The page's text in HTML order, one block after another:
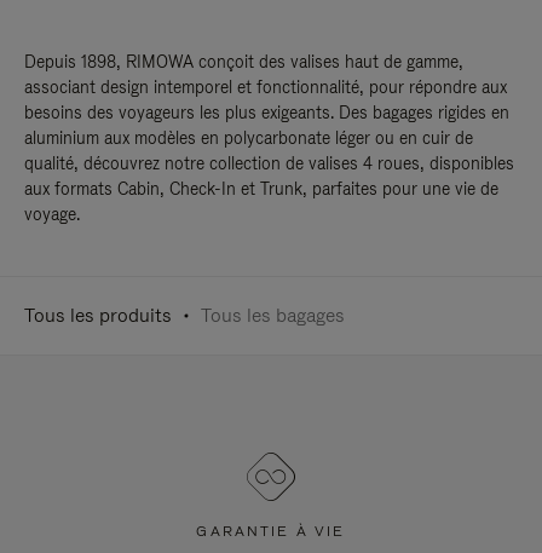
Depuis 1898, RIMOWA conçoit des valises haut de gamme,
associant design intemporel et fonctionnalité, pour répondre aux
besoins des voyageurs les plus exigeants. Des bagages rigides en
aluminium aux modèles en polycarbonate léger ou en cuir de
qualité, découvrez notre collection de valises 4 roues, disponibles
aux formats Cabin, Check-In et Trunk, parfaites pour une vie de
voyage.
Tous les produits Tous les bagages
GARANTIE À VIE